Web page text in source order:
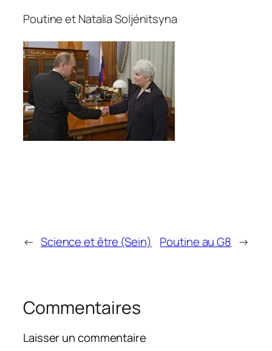
Poutine et Natalia Soljénitsyna
← Science et être (Sein) Poutine au G8 →
Commentaires
Laisser un commentaire